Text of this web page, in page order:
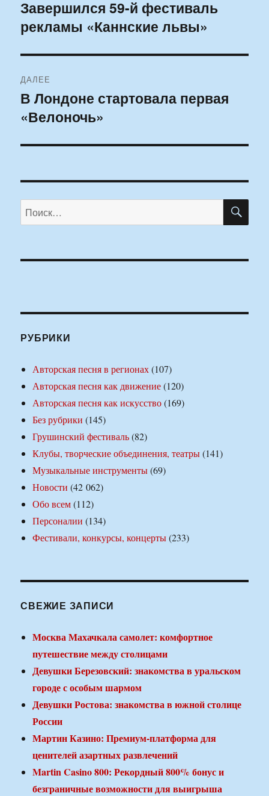
записям
Предыдущая
запись:
Завершился 59-й фестиваль
рекламы «Каннские львы»
ДАЛЕЕ
Следующая
запись:
В Лондоне стартовала первая
«Велоночь»
Искать:
РУБРИКИ
Авторская песня в регионах(107)
Авторская песня как движение(120)
Авторская песня как искусство(169)
Без рубрики (145)
Грушинский фестиваль(82)
Клубы, творческие объединения, театры(141)
Музыкальные инструменты(69)
Новости (42 062)
Обо всем(112)
Персоналии (134)
Фестивали, конкурсы, концерты(233)
СВЕЖИЕ ЗАПИСИ
Москва Махачкала самолет: комфортное
путешествие между столицами
Девушки Березовский: знакомства в уральском
городе с особым шармом
Девушки Ростова: знакомства в южной столице
России
Мартин Казино: Премиум-платформа для
ценителей азартных развлечений
Martin Casino 800: Рекордный 800% бонус и
безграничные возможности для выигрыша